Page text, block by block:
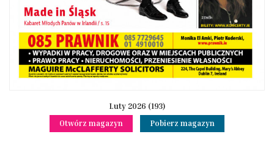
Luty 2026 (193)
Otwórz magazyn
Pobierz magazyn